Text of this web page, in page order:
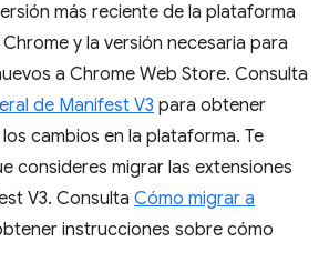
más reciente de la plataforma
y la versión necesaria para
a Chrome Web Store. Consulta
de Manifest V3 para obtener
cambios en la plataforma. Te
consideres migrar las extensiones
V3. Consulta Cómo migrar a
instrucciones sobre cómo